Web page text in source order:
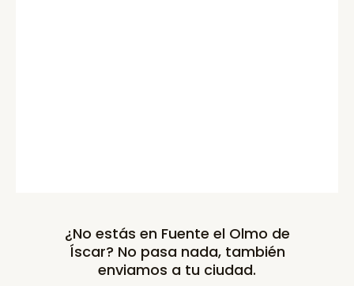
¿No estás en Fuente el Olmo de
Íscar? No pasa nada, también
enviamos a tu ciudad.